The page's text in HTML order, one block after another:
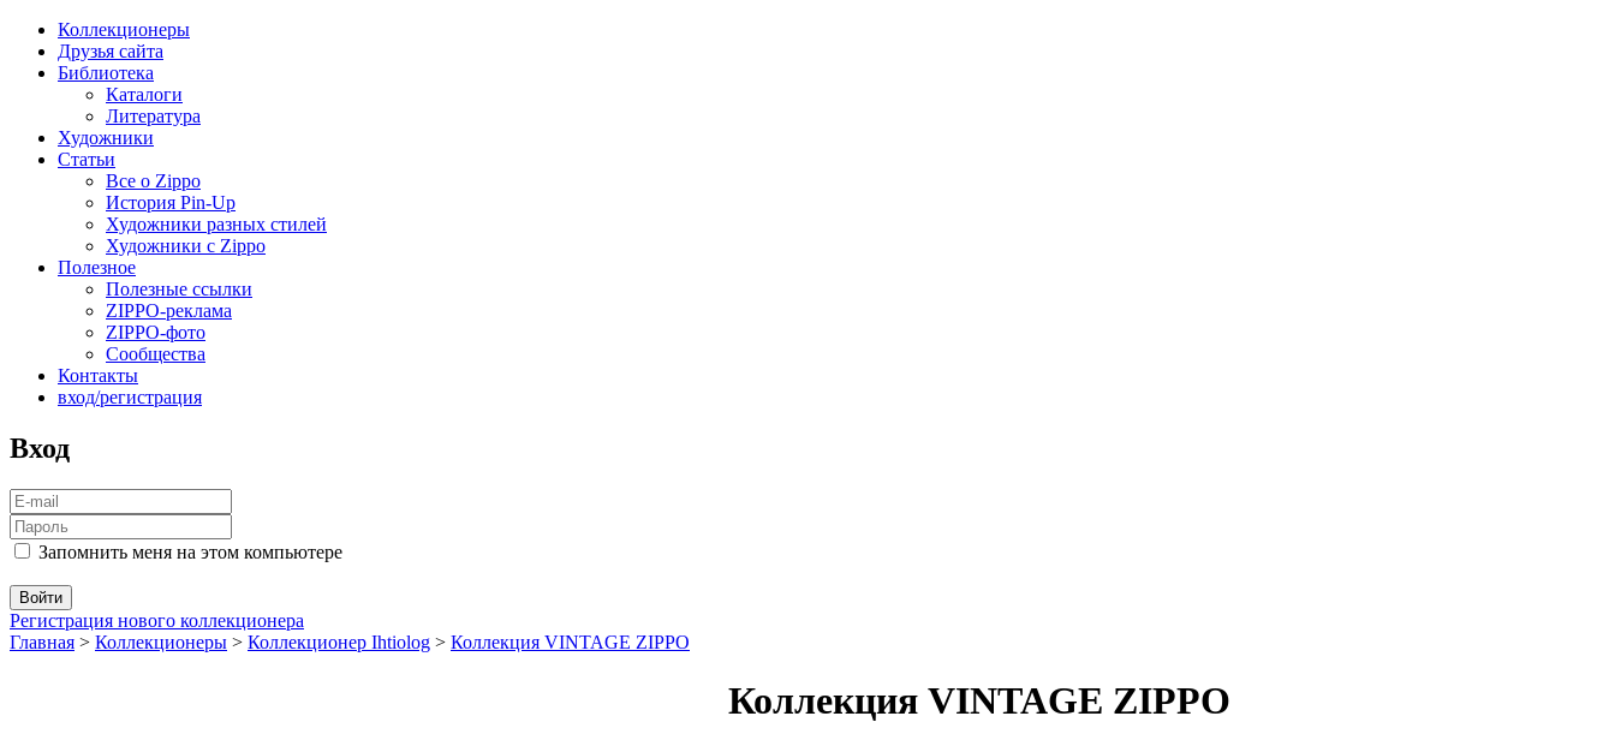
Коллекционеры
Друзья сайта
Библиотека
Каталоги
Литература
Художники
Статьи
Все о Zippo
История Pin-Up
Художники разных стилей
Художники с Zippo
Полезное
Полезные ссылки
ZIPPO-реклама
ZIPPO-фото
Сообщества
Контакты
вход/регистрация
Вход
Запомнить меня на этом компьютере
Регистрация нового коллекционера
Главная > Коллекционеры > Коллекционер Ihtiolog > Коллекция VINTAGE ZIPPO
Коллекция VINTAGE ZIPPO